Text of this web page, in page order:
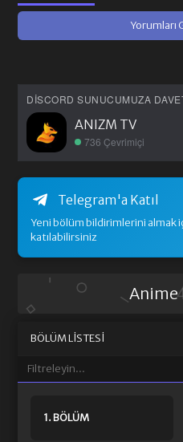
Yorumları
DISCORD SUNUCUMUZA
ANIZM TV
736 Çevrimiçi
Telegram'a Katıl
Yeni bölüm bildirimlerini almak
katılabilirsiniz
Anime
BÖLÜM LISTESI
1. BÖLÜM